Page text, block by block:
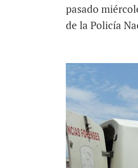
pasado
de la Policía